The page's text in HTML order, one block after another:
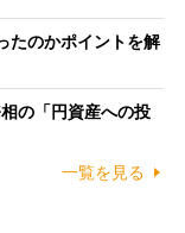
たのかポイントを解
の「円資産への投
一覧を見る